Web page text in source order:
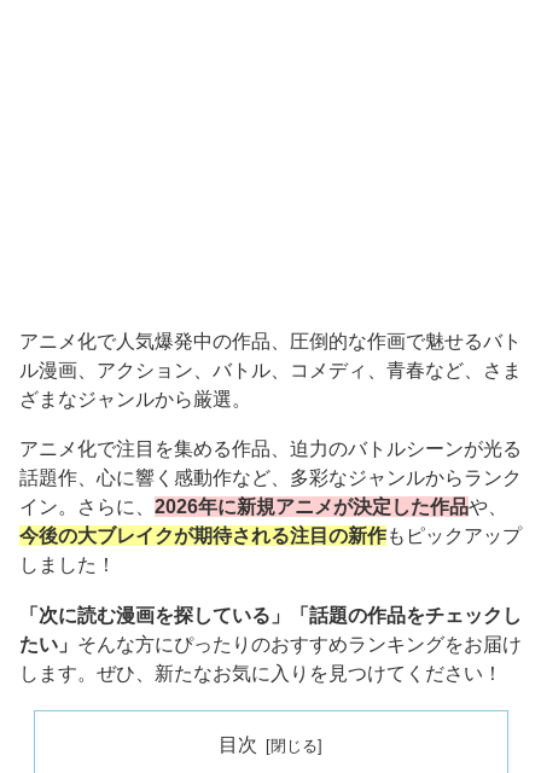
アニメ化で人気爆発中の作品、圧倒的な作画で魅せるバト
ル漫画、アクション、バトル、コメディ、青春など、さま
ざまなジャンルから厳選。
アニメ化で注目を集める作品、迫力のバトルシーンが光る
話題作、心に響く感動作など、多彩なジャンルからランク
イン。さらに、 2026年に新規アニメが決定した作品や、
今後の大ブレイクが期待される注目の新作もピックアップ
しました！
「次に読む漫画を探している」「話題の作品をチェックし
たい」 そんな方にぴったりのおすすめランキングをお届け
します。ぜひ、新たなお気に入りを見つけてください！
目次